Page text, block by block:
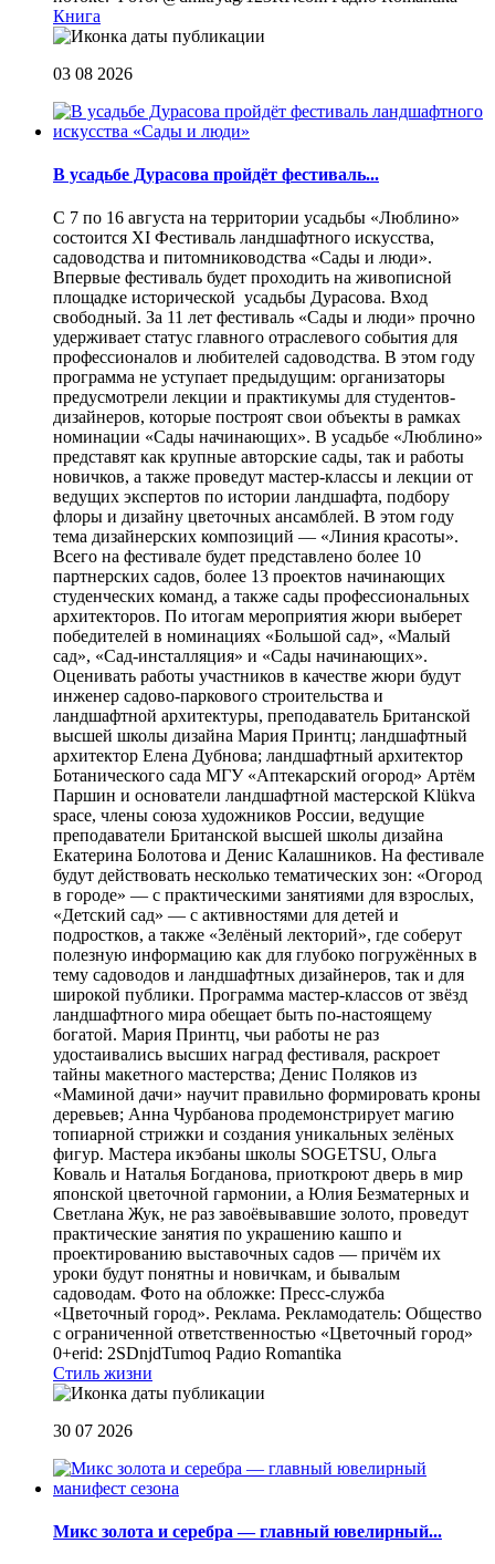
Книга
03 08 2026
В усадьбе Дурасова пройдёт фестиваль...
С 7 по 16 августа на территории усадьбы «Люблино»
состоится XI Фестиваль ландшафтного искусства,
садоводства и питомниководства «Сады и люди».
Впервые фестиваль будет проходить на живописной
площадке исторической усадьбы Дурасова. Вход
свободный. За 11 лет фестиваль «Сады и люди» прочно
удерживает статус главного отраслевого события для
профессионалов и любителей садоводства. В этом году
программа не уступает предыдущим: организаторы
предусмотрели лекции и практикумы для студентов-
дизайнеров, которые построят свои объекты в рамках
номинации «Сады начинающих». В усадьбе «Люблино»
представят как крупные авторские сады, так и работы
новичков, а также проведут мастер-классы и лекции от
ведущих экспертов по истории ландшафта, подбору
флоры и дизайну цветочных ансамблей. В этом году
тема дизайнерских композиций — «Линия красоты».
Всего на фестивале будет представлено более 10
партнерских садов, более 13 проектов начинающих
студенческих команд, а также сады профессиональных
архитекторов. По итогам мероприятия жюри выберет
победителей в номинациях «Большой сад», «Малый
сад», «Сад-инсталляция» и «Сады начинающих».
Оценивать работы участников в качестве жюри будут
инженер садово-паркового строительства и
ландшафтной архитектуры, преподаватель Британской
высшей школы дизайна Мария Принтц; ландшафтный
архитектор Елена Дубнова; ландшафтный архитектор
Ботанического сада МГУ «Аптекарский огород» Артём
Паршин и основатели ландшафтной мастерской Klükva
space, члены союза художников России, ведущие
преподаватели Британской высшей школы дизайна
Екатерина Болотова и Денис Калашников. На фестивале
будут действовать несколько тематических зон: «Огород
в городе» — с практическими занятиями для взрослых,
«Детский сад» — с активностями для детей и
подростков, а также «Зелёный лекторий», где соберут
полезную информацию как для глубоко погружённых в
тему садоводов и ландшафтных дизайнеров, так и для
широкой публики. Программа мастер-классов от звёзд
ландшафтного мира обещает быть по-настоящему
богатой. Мария Принтц, чьи работы не раз
удостаивались высших наград фестиваля, раскроет
тайны макетного мастерства; Денис Поляков из
«Маминой дачи» научит правильно формировать кроны
деревьев; Анна Чурбанова продемонстрирует магию
топиарной стрижки и создания уникальных зелёных
фигур. Мастера икэбаны школы SOGETSU, Ольга
Коваль и Наталья Богданова, приоткроют дверь в мир
японской цветочной гармонии, а Юлия Безматерных и
Светлана Жук, не раз завоёвывавшие золото, проведут
практические занятия по украшению кашпо и
проектированию выставочных садов — причём их
уроки будут понятны и новичкам, и бывалым
садоводам. Фото на обложке: Пресс-служба
«Цветочный город». Реклама. Рекламодатель: Общество
с ограниченной ответственностью «Цветочный город»
0+erid: 2SDnjdTumoq Радио Romantika
Стиль жизни
30 07 2026
Микс золота и серебра — главный ювелирный...